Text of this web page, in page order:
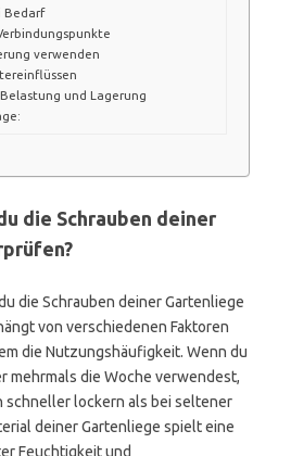
Bedarf
verwenden
und Lagerung
die Schrauben deiner
die Schrauben deiner Gartenliege
von verschiedenen Faktoren
die Nutzungshäufigkeit. Wenn du
mehrmals die Woche verwendest,
schneller lockern als bei seltener
deiner Gartenliege spielt eine
Feuchtigkeit und